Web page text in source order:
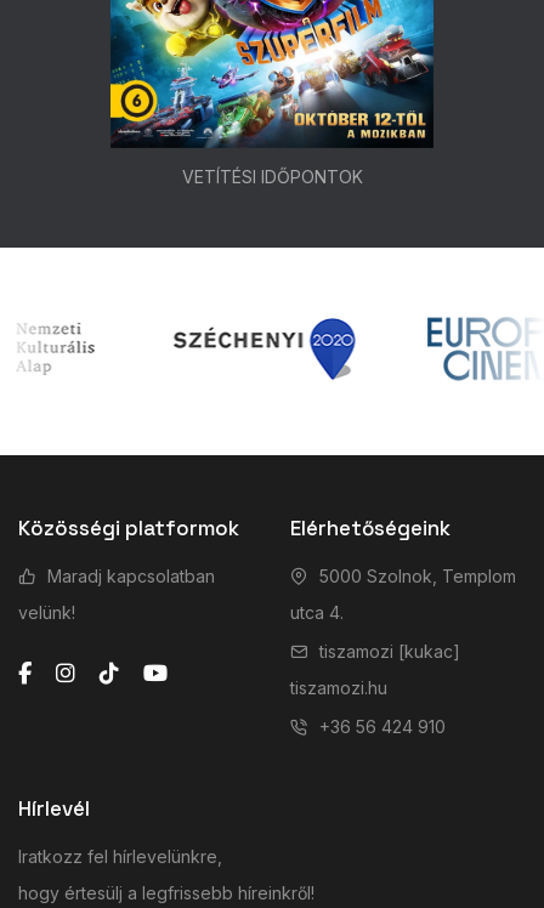
VETÍTÉSI IDŐPONTOK
Közösségi platformok
Maradj kapcsolatban
velünk!
Elérhetőségeink
5000 Szolnok, Templom
utca 4.
tiszamozi [kukac]
tiszamozi.hu
+36 56 424 910
Hírlevél
Iratkozz fel hírlevelünkre,
hogy értesülj a legfrissebb híreinkről!